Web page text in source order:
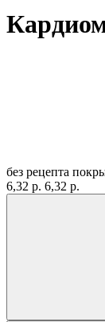
без рецепта
6,32 р. 6,32 р.